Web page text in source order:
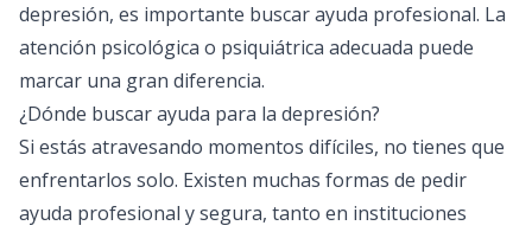
depresión, es importante buscar ayuda profesional. La
atención psicológica o psiquiátrica adecuada puede
marcar una gran diferencia.
¿Dónde buscar ayuda para la depresión?
Si estás atravesando momentos difíciles, no tienes que
enfrentarlos solo. Existen muchas formas de pedir
ayuda profesional y segura, tanto en instituciones